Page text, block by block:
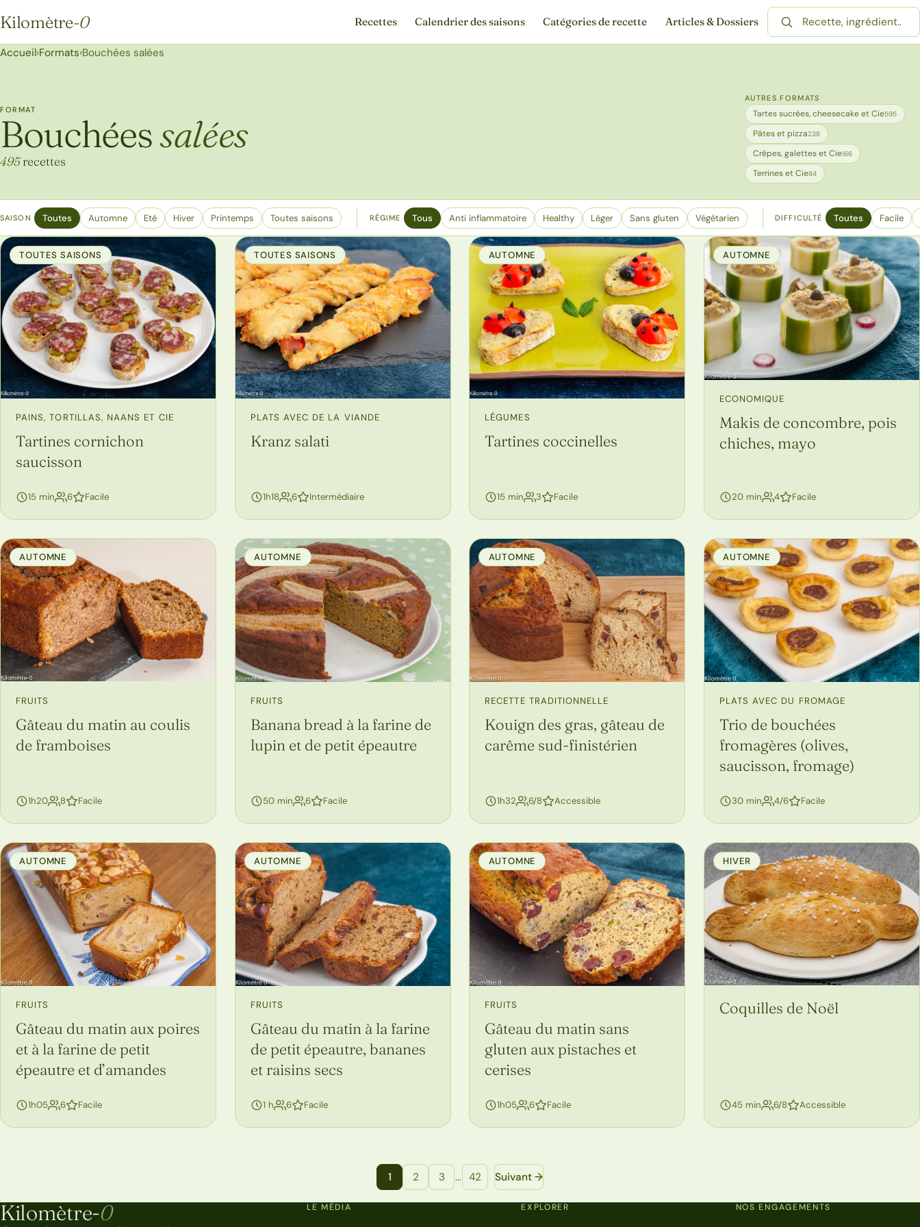
Kilomètre-0
Kilomètre-0
Recettes Calendrier des saisons Catégories de recette Articles & Dossiers
Rechercher une recette
Accueil›Formats›Bouchées salées
FORMAT
Bouchéessalées
495recettes
AUTRES FORMATS
Tartes sucrées, cheesecake et Cie595
Pâtes et pizza238
Crêpes, galettes et Cie166
Terrines et Cie84
SAISON Toutes Automne Eté Hiver Printemps Toutes saisons RÉGIME Tous Anti inflammatoire Healthy Léger Sans gluten Végétarien DIFFICULTÉ Toutes Facile
TOUTES SAISONS
PAINS, TORTILLAS, NAANS ET CIE
Tartines cornichon
saucisson
15 min 6personnes
Facile
TOUTES SAISONS
PLATS AVEC DE LA VIANDE
Kranz salati
1h18 6personnes
Intermédiaire
AUTOMNE
LÉGUMES
Tartines coccinelles
15 min 3personnes
Facile
AUTOMNE
ECONOMIQUE
Makis de concombre, pois
chiches, mayo
20 min 4personnes
Facile
AUTOMNE
FRUITS
Gâteau du matin au coulis
de framboises
1h20 8personnes
Facile
AUTOMNE
FRUITS
Banana bread à la farine de
lupin et de petit épeautre
50 min 6personnes
Facile
AUTOMNE
RECETTE TRADITIONNELLE
Kouign des gras, gâteau de
carême sud-finistérien
1h32 6/8 Accessible
AUTOMNE
PLATS AVEC DU FROMAGE
Trio de bouchées
fromagères (olives,
saucisson, fromage)
30 min 4/6personnes
Facile
AUTOMNE
FRUITS
Gâteau du matin aux poires
et à la farine de petit
épeautre et d’amandes
1h05 6personnes
Facile
AUTOMNE
FRUITS
Gâteau du matin à la farine
de petit épeautre, bananes
et raisins secs
1 h 6personnes
Facile
AUTOMNE
FRUITS
Gâteau du matin sans
gluten aux pistaches et
cerises
1h05 6personnes
Facile
HIVER
Coquilles de Noël
45 min 6/8personnes
Accessible
1 2 3 … 42 Suivant →
Kilomètre-0
Kilomètre-0
LE MÉDIA EXPLORER NOS ENGAGEMENTS